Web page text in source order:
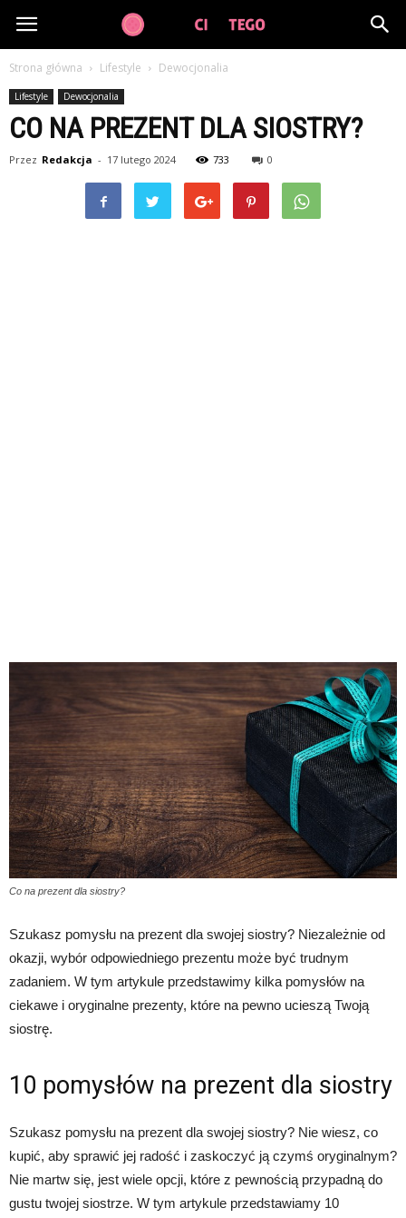
GuzikCiDoTego.pl
Strona główna Lifestyle Dewocjonalia
Lifestyle Dewocjonalia
CO NA PREZENT DLA SIOSTRY?
Przez Redakcja - 17 lutego 2024 733 0
Co na prezent dla siostry?
Szukasz pomysłu na prezent dla swojej siostry? Niezależnie od
okazji, wybór odpowiedniego prezentu może być trudnym
zadaniem. W tym artykule przedstawimy kilka pomysłów na
ciekawe i oryginalne prezenty, które na pewno ucieszą Twoją
siostrę.
10 pomysłów na prezent dla siostry
Szukasz pomysłu na prezent dla swojej siostry? Nie wiesz, co
kupić, aby sprawić jej radość i zaskoczyć ją czymś oryginalnym?
Nie martw się, jest wiele opcji, które z pewnością przypadną do
gustu twojej siostrze. W tym artykule przedstawiamy 10